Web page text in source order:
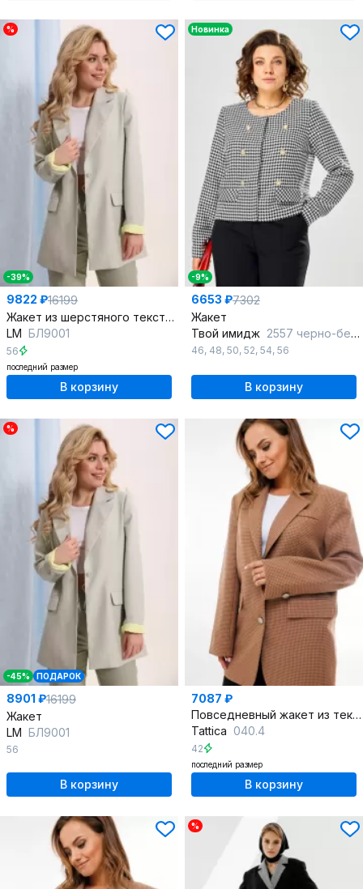
%
-39%
9822 ₽16199
Жакет из шерстяного текстиля с принтом гусиной лапки
LM БЛ9001
56
последний размер
В корзину
Новинка
-9%
6653 ₽7302
Жакет
Твой имидж 2557 черно-белый
46, 48, 50, 52, 54, 56
В корзину
%
-45% ПОДАРОК
8901 ₽16199
Жакет
LM БЛ9001
56
В корзину
7087 ₽
Повседневный жакет из текстиля с бежевой гусиной лапкой
Tattica 040.4
42
последний размер
В корзину
%